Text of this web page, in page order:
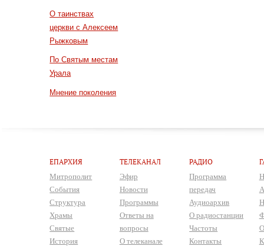
О таинствах
церкви с Алексеем
Рыжковым
По Святым местам
Урала
Мнение поколения
ЕПАРХИЯ
Митрополит
События
Структура
Храмы
Святые
История
ТЕЛЕКАНАЛ
Эфир
Новости
Программы
Ответы на
вопросы
О телеканале
РАДИО
Программа
передач
Аудиоархив
О радиостанции
Частоты
Контакты